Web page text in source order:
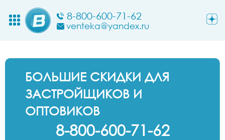
8-800-600-71-62
venteka@yandex.ru
БОЛЬШИЕ СКИДКИ ДЛЯ
ЗАСТРОЙЩИКОВ И
ОПТОВИКОВ
8-800-600-71-62